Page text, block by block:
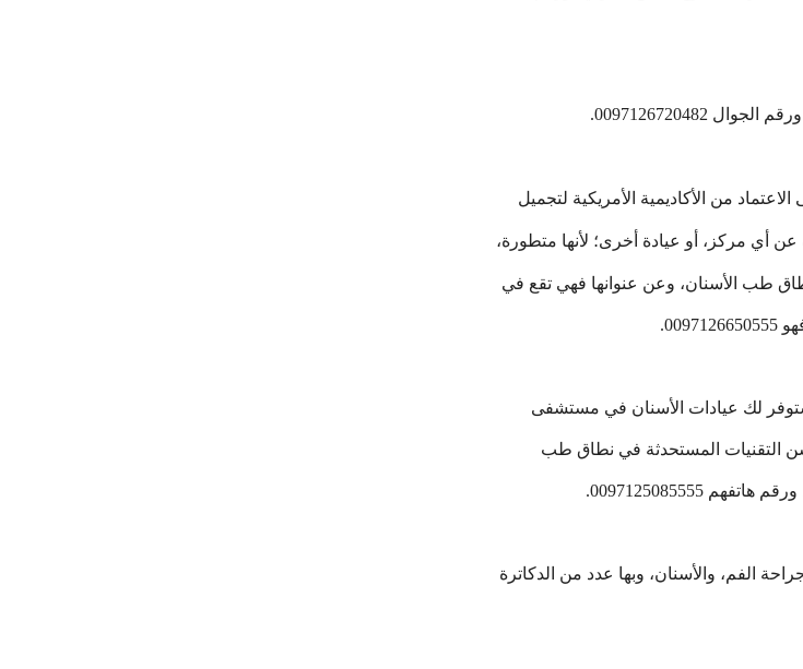
0097126720482.
من الأكاديمية الأمريكية لتجميل
أي مركز، أو عيادة أخرى؛ لأنها متطورة،
طب الأسنان، وعن عنوانها فهي تقع في
لك عيادات الأسنان في مستشفى
التقنيات المستحدثة في نطاق طب
الفم، والأسنان، وبها عدد من الدكاترة